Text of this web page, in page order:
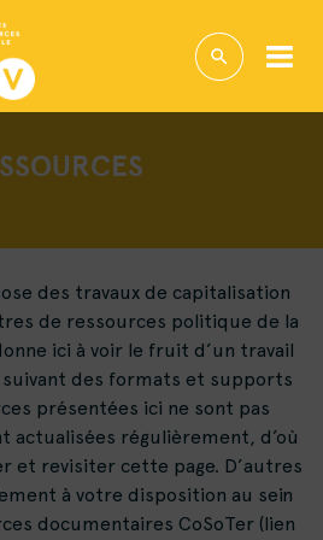
des travaux de capitalisation
de ressources politique de la
ici à voir le fruit d’un travail
des formats et supports
présentées ici ne sont pas
actualisées régulièrement, d’où
et revisiter cette page. D’autres
à votre disposition au sein
documentaires CoSoTer (lien